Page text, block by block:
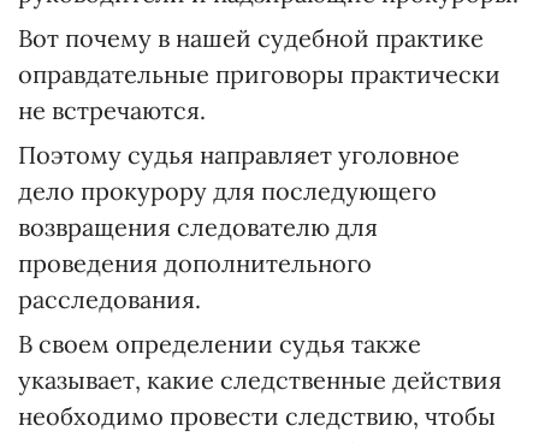
Вот почему в нашей судебной практике
оправдательные приговоры практически
не встречаются.
Поэтому судья направляет уголовное
дело прокурору для последующего
возвращения следователю для
проведения дополнительного
расследования.
В своем определении судья также
указывает, какие следственные действия
необходимо провести следствию, чтобы